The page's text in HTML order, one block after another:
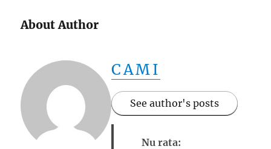
About Author
CAMI
See author's posts
Nu rata: